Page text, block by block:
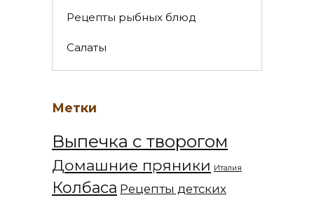
Рецепты рыбных блюд
Салаты
Метки
Выпечка с творогом
Домашние пряники Италия
Колбаса Рецепты детских